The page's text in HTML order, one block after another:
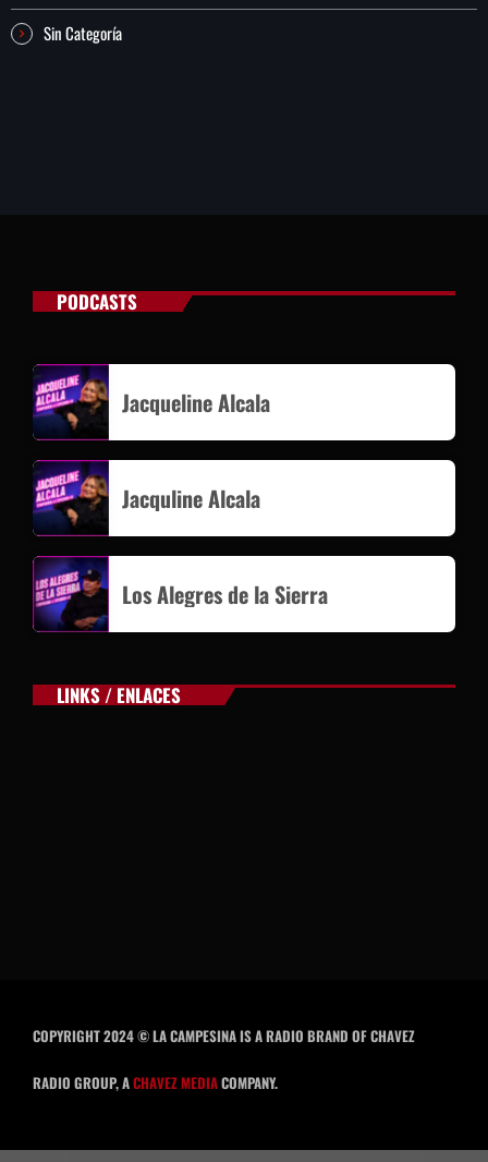
Sin Categoría
PODCASTS
Jacqueline Alcala
Jacquline Alcala
Los Alegres de la Sierra
LINKS / ENLACES
COPYRIGHT 2024 © LA CAMPESINA IS A RADIO BRAND OF CHAVEZ
RADIO GROUP, ACHAVEZ MEDIACOMPANY.